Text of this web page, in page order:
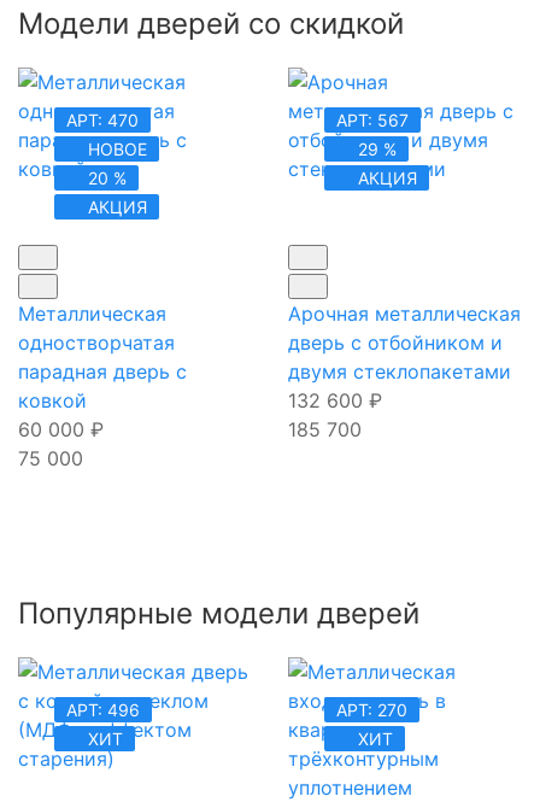
Модели дверей со скидкой
АРТ: 470
НОВОЕ
20 %
АКЦИЯ
Металлическая
одностворчатая
парадная дверь с
ковкой
60 000 ₽
75 000
АРТ: 567
29 %
АКЦИЯ
Арочная металлическая
дверь с отбойником и
двумя стеклопакетами
132 600 ₽
185 700
Популярные модели дверей
АРТ: 496
ХИТ
АРТ: 270
ХИТ